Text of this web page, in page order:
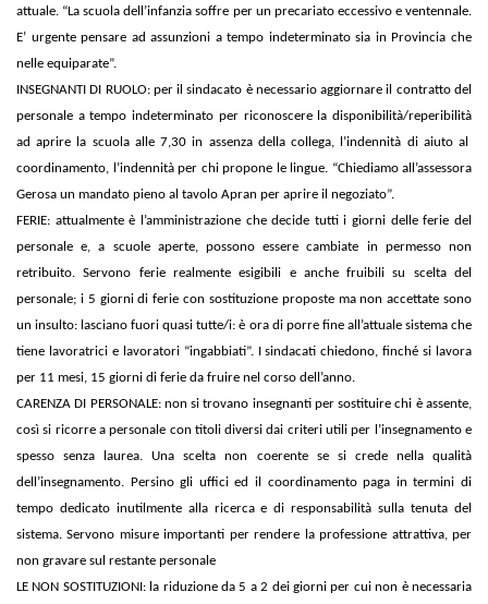
attuale. “La scuola dell’infanzia soffre per un precariato eccessivo e ventennale.
E’ urgente pensare ad assunzioni a tempo indeterminato sia in Provincia che
nelle equiparate”.
INSEGNANTI DI RUOLO: per il sindacato è necessario aggiornare il contratto del
personale a tempo indeterminato per riconoscere la disponibilità/reperibilità
ad aprire la scuola alle 7,30 in assenza della collega, l’indennità di aiuto al
coordinamento, l’indennità per chi propone le lingue. “Chiediamo all’assessora
Gerosa un mandato pieno al tavolo Apran per aprire il negoziato”.
FERIE: attualmente è l’amministrazione che decide tutti i giorni delle ferie del
personale e, a scuole aperte, possono essere cambiate in permesso non
retribuito. Servono ferie realmente esigibili e anche fruibili su scelta del
personale; i 5 giorni di ferie con sostituzione proposte ma non accettate sono
un insulto: lasciano fuori quasi tutte/i: è ora di porre fine all’attuale sistema che
tiene lavoratrici e lavoratori “ingabbiati”. I sindacati chiedono, finché si lavora
per 11 mesi, 15 giorni di ferie da fruire nel corso dell’anno.
CARENZA DI PERSONALE: non si trovano insegnanti per sostituire chi è assente,
così si ricorre a personale con titoli diversi dai criteri utili per l’insegnamento e
spesso senza laurea. Una scelta non coerente se si crede nella qualità
dell’insegnamento. Persino gli uffici ed il coordinamento paga in termini di
tempo dedicato inutilmente alla ricerca e di responsabilità sulla tenuta del
sistema. Servono misure importanti per rendere la professione attrattiva, per
non gravare sul restante personale
LE NON SOSTITUZIONI: la riduzione da 5 a 2 dei giorni per cui non è necessaria